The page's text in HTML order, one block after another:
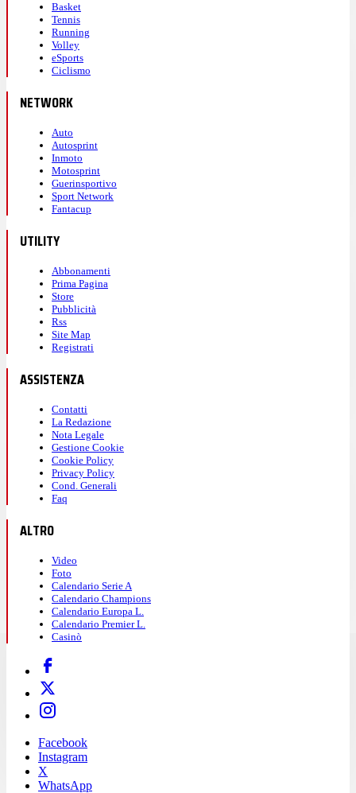
Basket
Tennis
Running
Volley
eSports
Ciclismo
NETWORK
Auto
Autosprint
Inmoto
Motosprint
Guerinsportivo
Sport Network
Fantacup
UTILITY
Abbonamenti
Prima Pagina
Store
Pubblicità
Rss
Site Map
Registrati
ASSISTENZA
Contatti
La Redazione
Nota Legale
Gestione Cookie
Cookie Policy
Privacy Policy
Cond. Generali
Faq
ALTRO
Video
Foto
Calendario Serie A
Calendario Champions
Calendario Europa L.
Calendario Premier L.
Casinò
Facebook
Instagram
X
WhatsApp